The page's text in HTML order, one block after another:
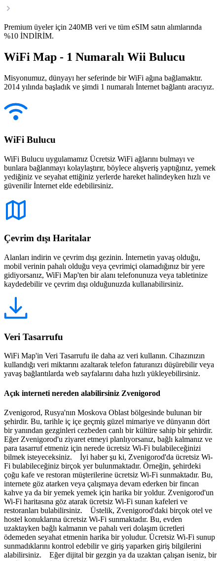
Premium üyeler için 240MB veri ve tüm eSIM satın alımlarında
%10 İNDİRİM.
WiFi Map - 1 Numaralı Wii Bulucu
Misyonumuz, dünyayı her seferinde bir WiFi ağına bağlamaktır.
2014 yılında başladık ve şimdi 1 numaralı İnternet bağlantı aracıyız.
WiFi Bulucu
WiFi Bulucu uygulamamız Ücretsiz WiFi ağlarını bulmayı ve
bunlara bağlanmayı kolaylaştırır, böylece alışveriş yaptığınız, yemek
yediğiniz ve seyahat ettiğiniz yerlerde hareket halindeyken hızlı ve
güvenilir İnternet elde edebilirsiniz.
Çevrim dışı Haritalar
Alanları indirin ve çevrim dışı gezinin. İnternetin yavaş olduğu,
mobil verinin pahalı olduğu veya çevrimiçi olamadığınız bir yere
gidiyorsanız, WiFi Map'ten bir alanı telefonunuza veya tabletinize
kaydedebilir ve çevrim dışı olduğunuzda kullanabilirsiniz.
Veri Tasarrufu
WiFi Map'in Veri Tasarrufu ile daha az veri kullanın. Cihazınızın
kullandığı veri miktarını azaltarak telefon faturanızı düşürebilir veya
yavaş bağlantılarda web sayfalarını daha hızlı yükleyebilirsiniz.
Açık interneti nereden alabilirsiniz Zvenigorod
Zvenigorod, Rusya'nın Moskova Oblast bölgesinde bulunan bir
şehirdir. Bu, tarihle iç içe geçmiş güzel mimariye ve dünyanın dört
bir yanından gezginleri cezbeden canlı bir kültüre sahip bir şehirdir.
Eğer Zvenigorod'u ziyaret etmeyi planlıyorsanız, bağlı kalmanız ve
para tasarruf etmeniz için nerede ücretsiz Wi-Fi bulabileceğinizi
bilmek isteyeceksiniz. İyi haber şu ki, Zvenigorod'da ücretsiz Wi-
Fi bulabileceğiniz birçok yer bulunmaktadır. Örneğin, şehirdeki
çoğu kafe ve restoran müşterilerine ücretsiz Wi-Fi sunmaktadır. Bu,
internete göz atarken veya çalışmaya devam ederken bir fincan
kahve ya da bir yemek yemek için harika bir yoldur. Zvenigorod'un
Wi-Fi haritasına göz atarak ücretsiz Wi-Fi sunan kafeleri ve
restoranları bulabilirsiniz. Üstelik, Zvenigorod'daki birçok otel ve
hostel konuklarına ücretsiz Wi-Fi sunmaktadır. Bu, evden
uzaktayken bağlı kalmanın ve pahalı veri dolaşım ücretleri
ödemeden seyahat etmenin harika bir yoludur. Ücretsiz Wi-Fi sunup
sunmadıklarını kontrol edebilir ve giriş yaparken giriş bilgilerini
alabilirsiniz. Eğer dijital bir gezgin ya da uzaktan çalışan iseniz, bir